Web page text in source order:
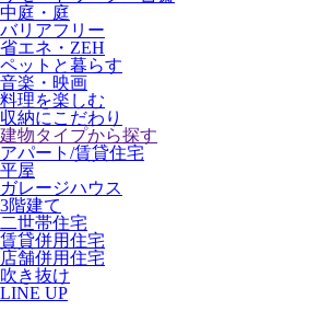
中庭・庭
バリアフリー
省エネ・ZEH
ペットと暮らす
音楽・映画
料理を楽しむ
収納にこだわり
建物タイプから探す
アパート/賃貸住宅
平屋
ガレージハウス
3階建て
二世帯住宅
賃貸併用住宅
店舗併用住宅
吹き抜け
LINE UP